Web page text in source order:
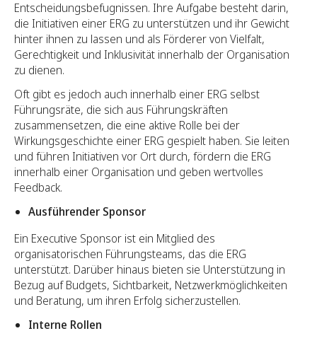
Entscheidungsbefugnissen. Ihre Aufgabe besteht darin,
die Initiativen einer ERG zu unterstützen und ihr Gewicht
hinter ihnen zu lassen und als Förderer von Vielfalt,
Gerechtigkeit und Inklusivität innerhalb der Organisation
zu dienen.
Oft gibt es jedoch auch innerhalb einer ERG selbst
Führungsräte, die sich aus Führungskräften
zusammensetzen, die eine aktive Rolle bei der
Wirkungsgeschichte einer ERG gespielt haben. Sie leiten
und führen Initiativen vor Ort durch, fördern die ERG
innerhalb einer Organisation und geben wertvolles
Feedback.
Ausführender Sponsor
Ein Executive Sponsor ist ein Mitglied des
organisatorischen Führungsteams, das die ERG
unterstützt. Darüber hinaus bieten sie Unterstützung in
Bezug auf Budgets, Sichtbarkeit, Netzwerkmöglichkeiten
und Beratung, um ihren Erfolg sicherzustellen.
Interne Rollen